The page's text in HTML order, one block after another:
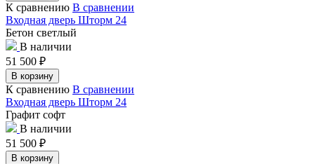
К сравнению В сравнении
Входная дверь Шторм 24
Бетон светлый
В наличии
51 500 ₽
В корзину
К сравнению В сравнении
Входная дверь Шторм 24
Графит софт
В наличии
51 500 ₽
В корзину